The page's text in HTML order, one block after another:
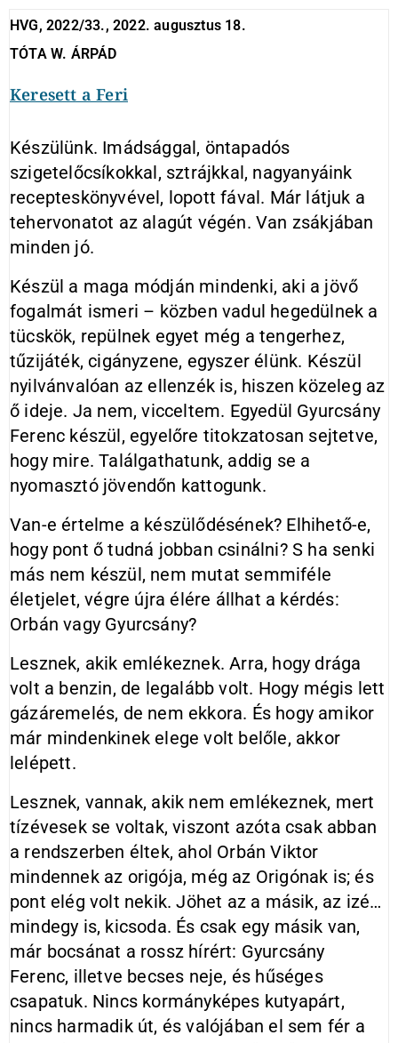
HVG, 2022/33., 2022. augusztus 18.
TÓTA W. ÁRPÁD
Keresett a Feri
Készülünk. Imádsággal, öntapadós
szigetelőcsíkokkal, sztrájkkal, nagyanyáink
recepteskönyvével, lopott fával. Már látjuk a
tehervonatot az alagút végén. Van zsákjában
minden jó.
Készül a maga módján mindenki, aki a jövő
fogalmát ismeri – közben vadul hegedülnek a
tücskök, repülnek egyet még a tengerhez,
tűzijáték, cigányzene, egyszer élünk. Készül
nyilvánvalóan az ellenzék is, hiszen közeleg az
ő ideje. Ja nem, vicceltem. Egyedül Gyurcsány
Ferenc készül, egyelőre titokzatosan sejtetve,
hogy mire. Találgathatunk, addig se a
nyomasztó jövendőn kattogunk.
Van-e értelme a készülődésének? Elhihető-e,
hogy pont ő tudná jobban csinálni? S ha senki
más nem készül, nem mutat semmiféle
életjelet, végre újra élére állhat a kérdés:
Orbán vagy Gyurcsány?
Lesznek, akik emlékeznek. Arra, hogy drága
volt a benzin, de legalább volt. Hogy mégis lett
gázáremelés, de nem ekkora. És hogy amikor
már mindenkinek elege volt belőle, akkor
lelépett.
Lesznek, vannak, akik nem emlékeznek, mert
tízévesek se voltak, viszont azóta csak abban
a rendszerben éltek, ahol Orbán Viktor
mindennek az origója, még az Origónak is; és
pont elég volt nekik. Jöhet az a másik, az izé…
mindegy is, kicsoda. És csak egy másik van,
már bocsánat a rossz hírért: Gyurcsány
Ferenc, illetve becses neje, és hűséges
csapatuk. Nincs kormányképes kutyapárt,
nincs harmadik út, és valójában el sem fér a